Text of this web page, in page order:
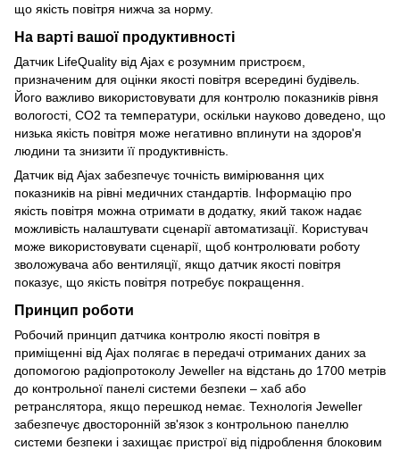
що якість повітря нижча за норму.
На варті вашої продуктивності
Датчик LifeQuality від Ajax є розумним пристроєм,
призначеним для оцінки якості повітря всередині будівель.
Його важливо використовувати для контролю показників рівня
вологості, CO2 та температури, оскільки науково доведено, що
низька якість повітря може негативно вплинути на здоров'я
людини та знизити її продуктивність.
Датчик від Ajax забезпечує точність вимірювання цих
показників на рівні медичних стандартів. Інформацію про
якість повітря можна отримати в додатку, який також надає
можливість налаштувати сценарії автоматизації. Користувач
може використовувати сценарії, щоб контролювати роботу
зволожувача або вентиляції, якщо датчик якості повітря
показує, що якість повітря потребує покращення.
Принцип роботи
Робочий принцип датчика контролю якості повітря в
приміщенні від Ajax полягає в передачі отриманих даних за
допомогою радіопротоколу Jeweller на відстань до 1700 метрів
до контрольної панелі системи безпеки – хаб або
ретранслятора, якщо перешкод немає. Технологія Jeweller
забезпечує двосторонній зв'язок з контрольною панеллю
системи безпеки і захищає пристрої від підроблення блоковим